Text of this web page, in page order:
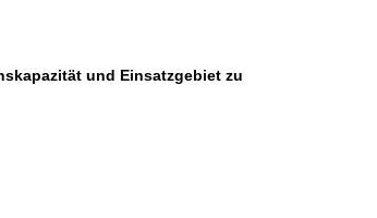
und Einsatzgebiet zu